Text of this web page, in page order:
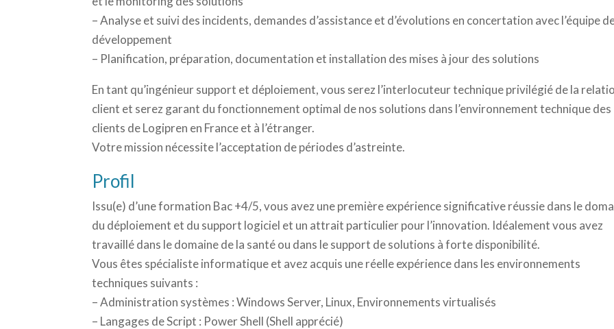
– Analyse et suivi des incidents, demandes d’assistance et d’évolutions en concertation avec l’équipe
développement
– Planification, préparation, documentation et installation des mises à jour des solutions
En tant qu’ingénieur support et déploiement, vous serez l’interlocuteur technique privilégié de la
client et serez garant du fonctionnement optimal de nos solutions dans l’environnement technique des
clients de Logipren en France et à l’étranger.
Votre mission nécessite l’acceptation de périodes d’astreinte.
Profil
Issu(e) d’une formation Bac +4/5, vous avez une première expérience significative réussie dans le
du déploiement et du support logiciel et un attrait particulier pour l’innovation. Idéalement vous avez
travaillé dans le domaine de la santé ou dans le support de solutions à forte disponibilité.
Vous êtes spécialiste informatique et avez acquis une réelle expérience dans les environnements
techniques suivants :
– Administration systèmes : Windows Server, Linux, Environnements virtualisés
– Langages de Script : Power Shell (Shell apprécié)